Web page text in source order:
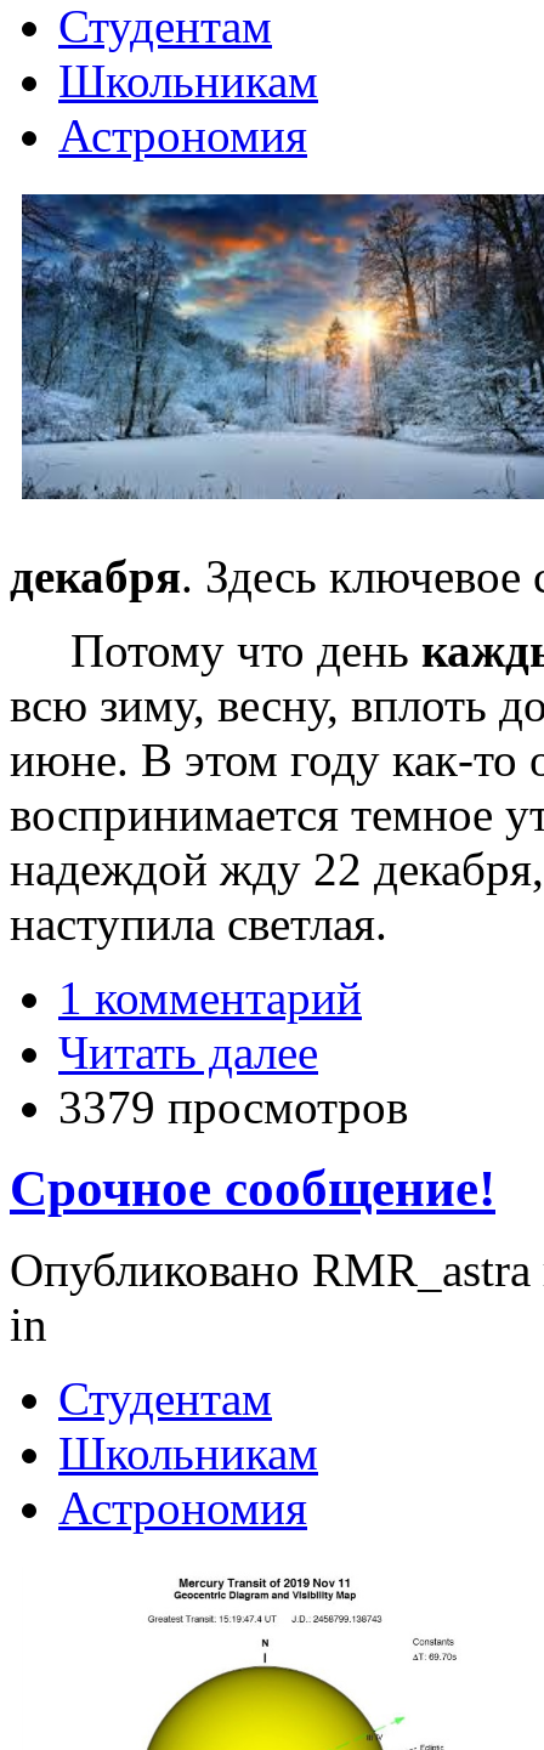
Студентам
Школьникам
Астрономия
декабря. Здесь ключевое
Потому что день
всю зиму, весну, вплоть
июне. В этом году как-то
воспринимается темное
надеждой жду 22
наступила светлая.
1 комментарий
Читать далее
3379 просмотров
Срочное сообщение!
Опубликовано
in
Студентам
Школьникам
Астрономия